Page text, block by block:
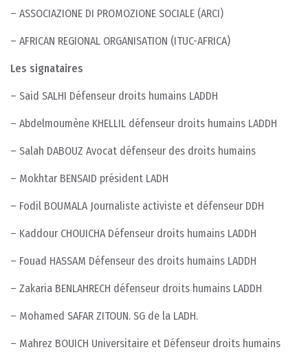
– ASSOCIAZIONE DI PROMOZIONE SOCIALE (ARCI)
– AFRICAN REGIONAL ORGANISATION (ITUC-AFRICA)
Les signataires
– Said SALHI Défenseur droits humains LADDH
– Abdelmoumène KHELLIL défenseur droits humains LADDH
– Salah DABOUZ Avocat défenseur des droits humains
– Mokhtar BENSAID président LADH
– Fodil BOUMALA Journaliste activiste et défenseur DDH
– Kaddour CHOUICHA Défenseur droits humains LADDH
– Fouad HASSAM Défenseur des droits humains LADDH
– Zakaria BENLAHRECH défenseur droits humains LADDH
– Mohamed SAFAR ZITOUN. SG de la LADH.
– Mahrez BOUICH Universitaire et Défenseur droits humains